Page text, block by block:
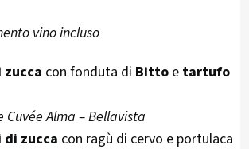
vino incluso
con fonduta di Bittoe tartufo
Cuvée Alma – Bellavista
zucca con ragù di cervo e portulaca